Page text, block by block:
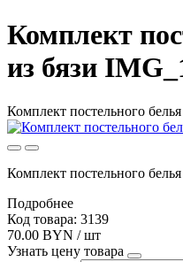
Комплект
из бязи
Комплект постельного
Комплект постельного
Подробнее
Код товара: 3139
70.00 BYN / шт
Узнать цену товара